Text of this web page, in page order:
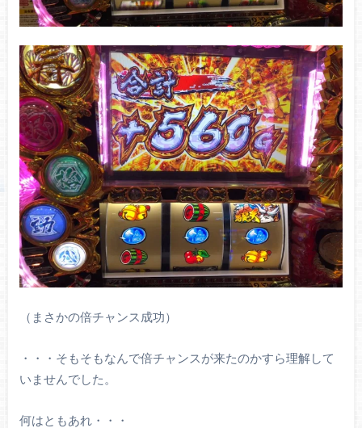
（まさかの倍チャンス成功）
・・・そもそもなんで倍チャンスが来たのかすら理解して
いませんでした。
何はともあれ・・・